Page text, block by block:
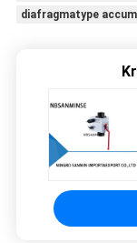
diafragmatype